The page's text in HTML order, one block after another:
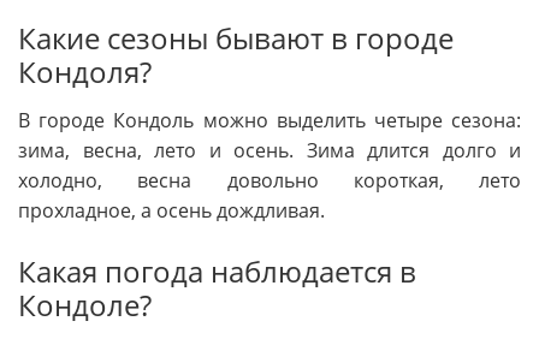
Какие сезоны бывают в городе
Кондоля?
В городе Кондоль можно выделить четыре сезона:
зима, весна, лето и осень. Зима длится долго и
холодно, весна довольно короткая, лето
прохладное, а осень дождливая.
Какая погода наблюдается в
Кондоле?